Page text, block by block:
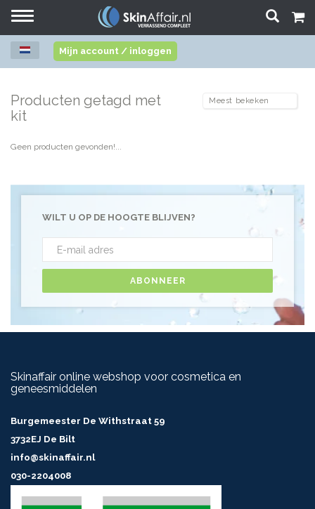
Toggle
Mijn account / inloggen
Producten getagd met
kit
Geen producten gevonden!...
WILT U OP DE HOOGTE BLIJVEN?
ABONNEER
Skinaffair online webshop voor cosmetica en
geneesmiddelen
Burgemeester De Withstraat 59
3732EJ De Bilt
info@skinaffair.nl
030-2204008